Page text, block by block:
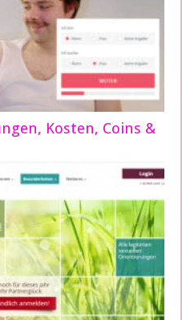
Kosten, Coins &